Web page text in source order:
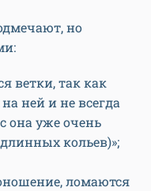
но
ветки, так как
ней и не всегда
она уже очень
кольев)»;
ломаются